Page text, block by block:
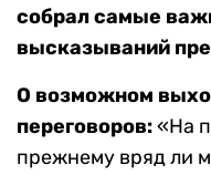
собрал самые
высказываний
О возможном
переговоров:«На
прежнему вряд ли